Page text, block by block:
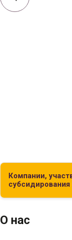
Компании,
субсидирования
О нас